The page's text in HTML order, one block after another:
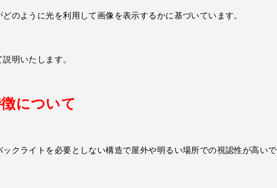
のように光を利用して画像を表示するかに基づいています。
明いたします。
について
クライトを必要としない構造で屋外や明るい場所での視認性が高いで